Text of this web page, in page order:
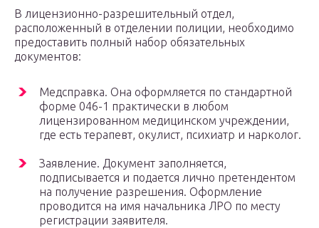
В лицензионно-разрешительный отдел,
расположенный в отделении полиции, необходимо
предоставить полный набор обязательных
документов:
Медсправка. Она оформляется по стандартной
форме 046-1 практически в любом
лицензированном медицинском учреждении,
где есть терапевт, окулист, психиатр и нарколог.
Заявление. Документ заполняется,
подписывается и подается лично претендентом
на получение разрешения. Оформление
проводится на имя начальника ЛРО по месту
регистрации заявителя.